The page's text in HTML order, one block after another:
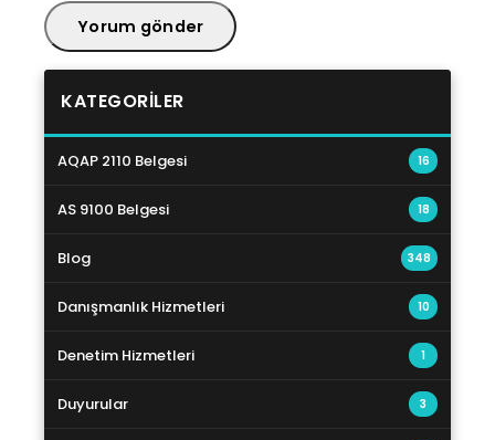
KATEGORILER
AQAP 2110 Belgesi 16
AS 9100 Belgesi 18
Blog 348
Danışmanlık Hizmetleri 10
Denetim Hizmetleri 1
Duyurular 3